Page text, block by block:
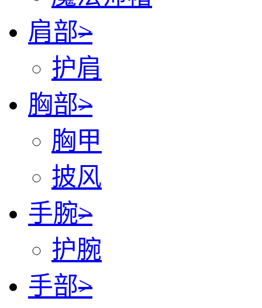
肩部>
护肩
胸部>
胸甲
披风
手腕>
护腕
手部>